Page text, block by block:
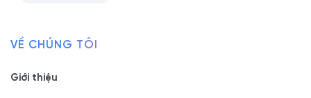
VỀ CHÚNG TÔI
Giới thiệu